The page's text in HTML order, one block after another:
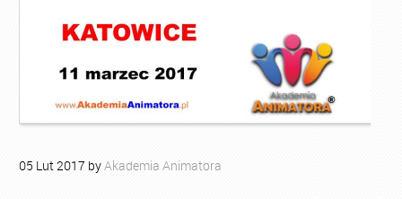
05 Lut 2017 byAkademia Animatora